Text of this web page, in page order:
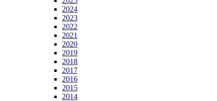
2024
2023
2022
2021
2020
2019
2018
2017
2016
2015
2014